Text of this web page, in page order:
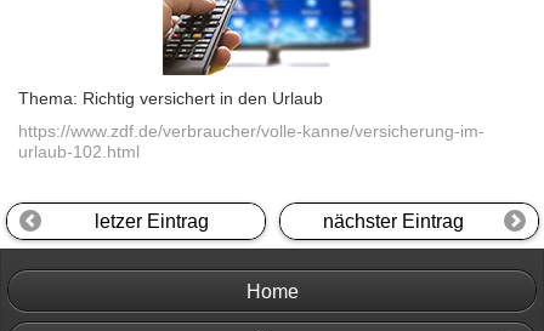
Thema: Richtig versichert in den Urlaub
https://www.zdf.de/verbraucher/volle-kanne/versicherung-im-
urlaub-102.html
letzer Eintrag nächster Eintrag
Home